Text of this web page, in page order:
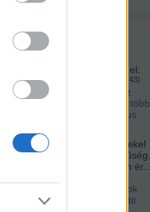
topikok
A videó ma itt érhető el:
id/1281070/
2025.02.04. 08:43)
lett volna a kettes metró az
tervek szerint? Hárommal több
na meg ugye ott a Márkus
Sziasztok! Nagyon érdekel
is az építészet és korszerűség.
valamelyik nap egy nagyon ér...
Müpáról. Ugyanazok
és építik, mint a budapestit